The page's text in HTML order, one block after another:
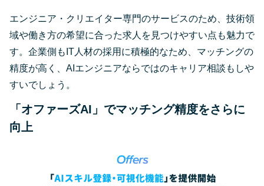
エンジニア・クリエイター専門のサービスのため、技術領
域や働き方の希望に合った求人を見つけやすい点も魅力で
す。企業側もIT人材の採用に積極的なため、マッチングの
精度が高く、AIエンジニアならではのキャリア相談もしや
すいでしょう。
「オファーズAI」でマッチング精度をさらに
向上